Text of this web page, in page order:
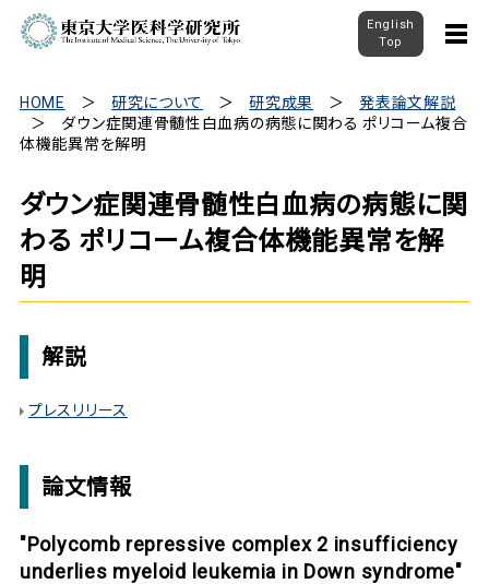
English
Top
HOME 研究について 研究成果
発表論文解説
ダウン症関連骨髄性白血病の病態に関わる ポリコーム複合
体機能異常を解明
ダウン症関連骨髄性白血病の病態に関
わる ポリコーム複合体機能異常を解
明
解説
プレスリリース
論文情報
"Polycomb repressive complex 2 insufficiency
underlies myeloid leukemia in Down syndrome"